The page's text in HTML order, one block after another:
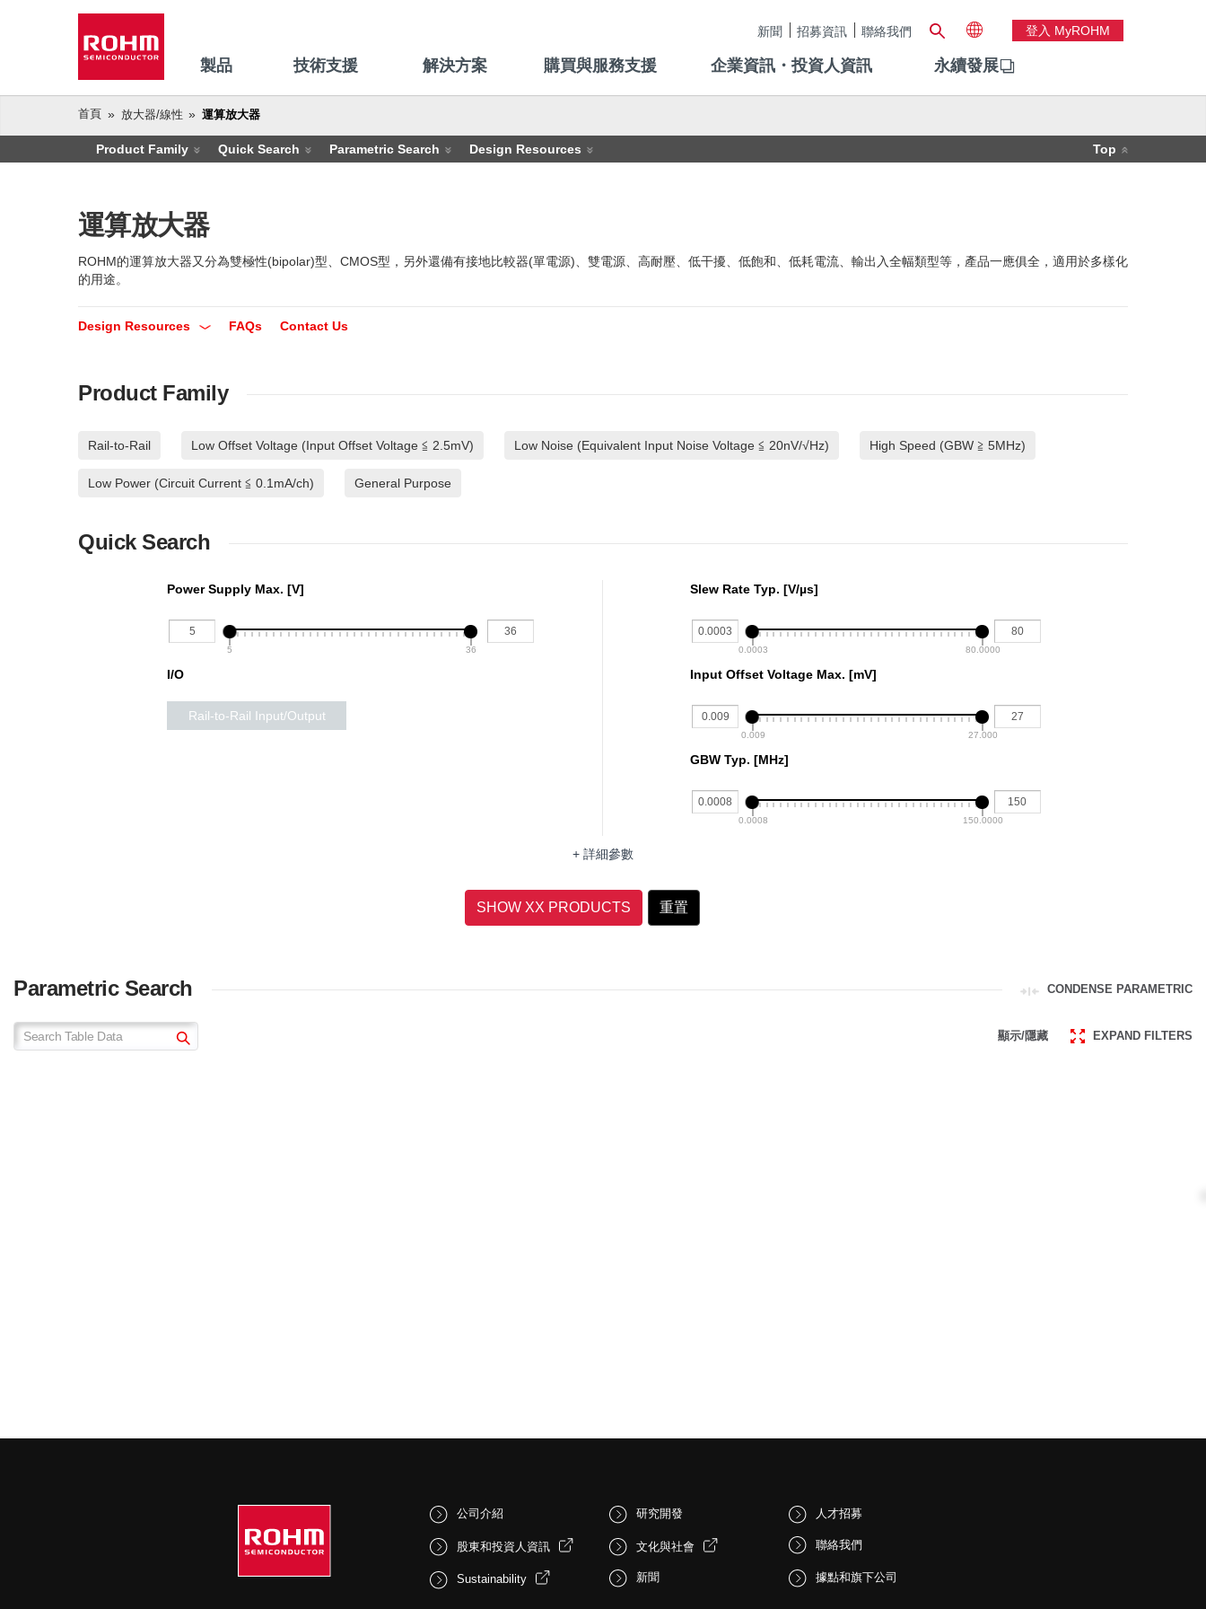
新聞 招募資訊 聯絡我們 登入 MyROHM
製品 技術支援 解決方案 購買與服務支援 企業資訊・投資人資訊 永續發展
首頁 放大器/線性 運算放大器
Product Family Quick Search Parametric Search Design Resources Top
運算放大器
ROHM的運算放大器又分為雙極性(bipolar)型、CMOS型，另外還備有接地比較器(單電源)、雙電源、高耐壓、低干擾、低飽和、低耗電流、輸出入全幅類型等，產品一應俱全，適用於多樣化
的用途。
Design Resources FAQs Contact Us
Product Family
Rail-to-Rail Low Offset Voltage (Input Offset Voltage ≦ 2.5mV) Low Noise (Equivalent Input Noise Voltage ≦ 20nV/√Hz) High Speed (GBW ≧ 5MHz)
Low Power (Circuit Current ≦ 0.1mA/ch) General Purpose
Quick Search
Power Supply Max. [V]
5 36
I/O
Rail-to-Rail Input/Output
Slew Rate Typ. [V/µs]
0.0003 80.0000
Input Offset Voltage Max. [mV]
0.009 27.000
GBW Typ. [MHz]
0.0008 150.0000
+ 詳細參數
SHOW XX PRODUCTS 重置
Parametric Search CONDENSE PARAMETRIC
顯示/隱藏 EXPAND FILTERS
公司介紹
股東和投資人資訊
Sustainability
研究開發
文化與社會
新聞
人才招募
聯絡我們
據點和旗下公司